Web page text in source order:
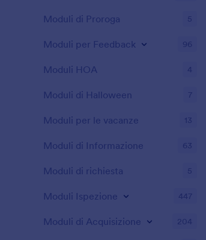
Moduli di Proroga 5
Moduli per Feedback 96
Moduli HOA 4
Moduli di Halloween 7
Moduli per le vacanze 13
Moduli di Informazione 63
Moduli di richiesta 5
Moduli Ispezione 447
Moduli di Acquisizione 204